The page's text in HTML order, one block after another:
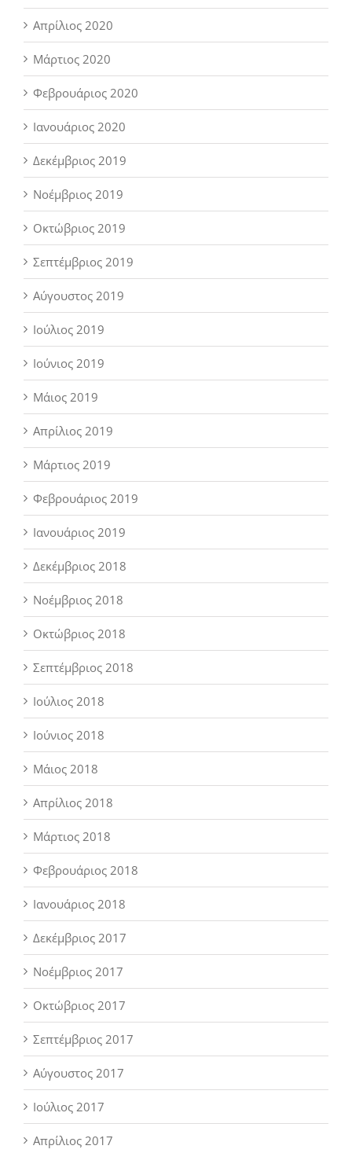
Απρίλιος 2020
Μάρτιος 2020
Φεβρουάριος 2020
Ιανουάριος 2020
Δεκέμβριος 2019
Νοέμβριος 2019
Οκτώβριος 2019
Σεπτέμβριος 2019
Αύγουστος 2019
Ιούλιος 2019
Ιούνιος 2019
Μάιος 2019
Απρίλιος 2019
Μάρτιος 2019
Φεβρουάριος 2019
Ιανουάριος 2019
Δεκέμβριος 2018
Νοέμβριος 2018
Οκτώβριος 2018
Σεπτέμβριος 2018
Ιούλιος 2018
Ιούνιος 2018
Μάιος 2018
Απρίλιος 2018
Μάρτιος 2018
Φεβρουάριος 2018
Ιανουάριος 2018
Δεκέμβριος 2017
Νοέμβριος 2017
Οκτώβριος 2017
Σεπτέμβριος 2017
Αύγουστος 2017
Ιούλιος 2017
Απρίλιος 2017